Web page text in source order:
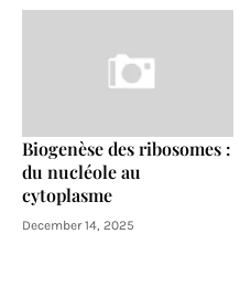
Biogenèse des ribosomes :
du nucléole au
cytoplasme
December 14, 2025